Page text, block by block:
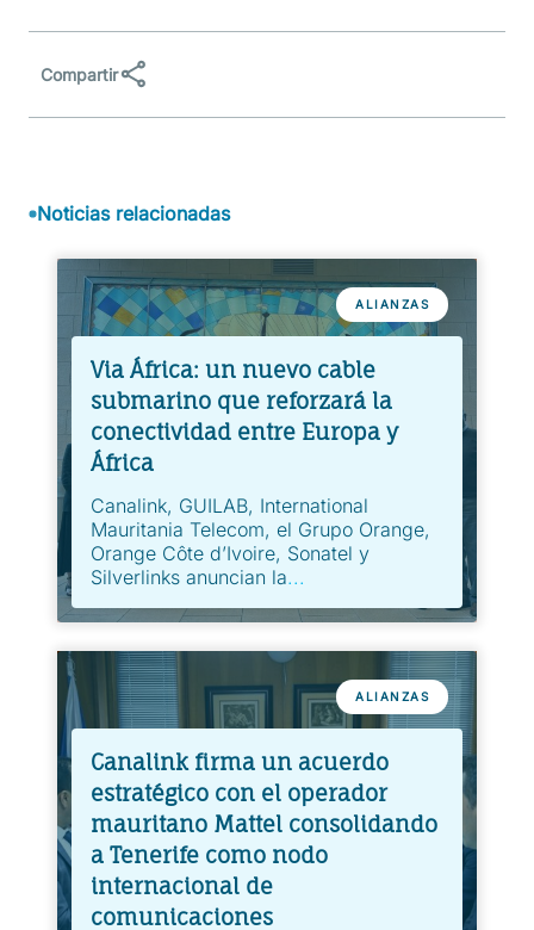
Compartir
Noticias relacionadas
ALIANZAS
Via África: un nuevo cable
submarino que reforzará la
conectividad entre Europa y
África
Canalink, GUILAB, International
Mauritania Telecom, el Grupo Orange,
Orange Côte d’Ivoire, Sonatel y
Silverlinks anuncian la...
ALIANZAS
Canalink firma un acuerdo
estratégico con el operador
mauritano Mattel consolidando
a Tenerife como nodo
internacional de
comunicaciones